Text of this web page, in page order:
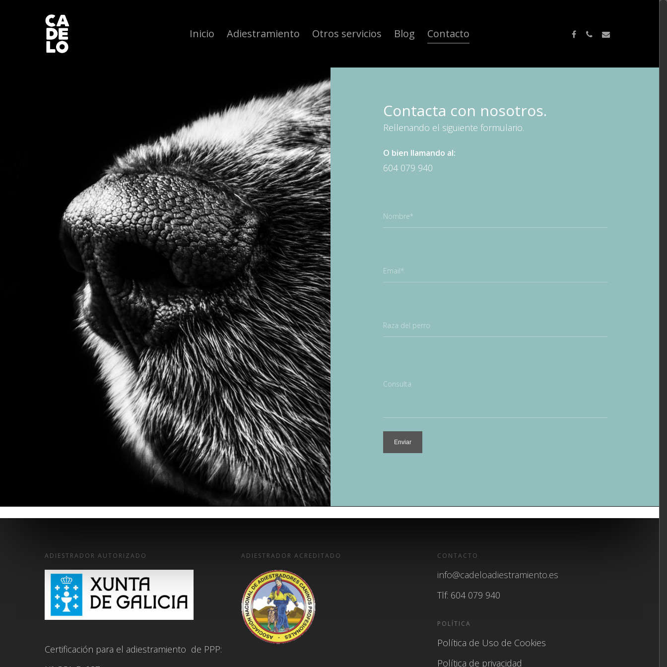
Inicio Adiestramiento Otros servicios Blog Contacto
Contacta con nosotros.
Rellenando el siguiente formulario.
O bien llamando al:
604 079 940
Nombre*
Email*
Raza del perro
Consulta
ADIESTRADOR AUTORIZADO
Certificación para el adiestramiento de PPP:
ADIESTRADOR ACREDITADO CONTACTO
info@cadeloadiestramiento.es
Tlf: 604 079 940
POLÍTICA
Política de Uso de Cookies
Política de privacidad